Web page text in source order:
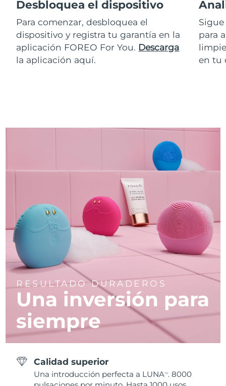
Desbloquea el dispositivo
Para comenzar, desbloquea el
dispositivo y registra tu garantía en la
aplicación FOREO For You. Descarga
la aplicación aquí.
para
en tu
RESULTADO DURADEROS
Una inversión para
siempre
Calidad superior
Una introducción perfecta a LUNATM . 8000